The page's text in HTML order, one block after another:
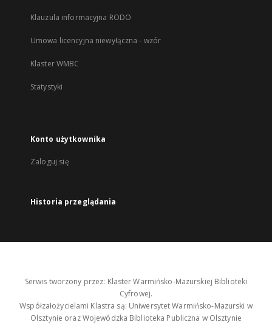
Klauzula informacyjna RODO
Umowa licencyjna niewyłączna - wzór
Klaster WMBC
Statystyki
Konto użytkownika
Zaloguj się
Historia przeglądania
Serwis tworzony przez: Klaster Warmińsko-Mazurskiej Biblioteki
Cyfrowej.
Współzałożycielami Klastra są: Uniwersytet Warmińsko-Mazurski w
Olsztynie oraz Wojewódzka Biblioteka Publiczna w Olsztynie